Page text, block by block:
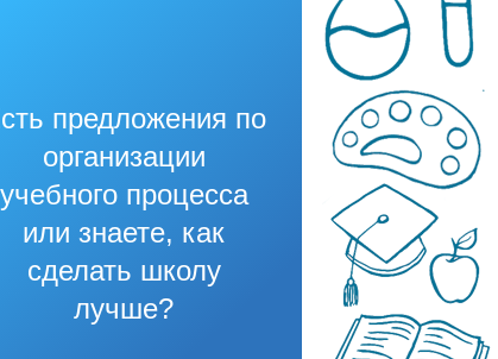
предложения по
организации
учебного процесса
или знаете, как
сделать школу
лучше?